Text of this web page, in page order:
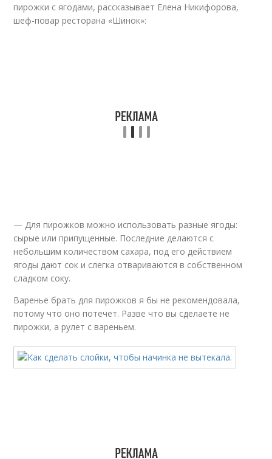
пирожки с ягодами, рассказывает Елена Никифорова,
шеф-повар ресторана «Шинок»:
— Для пирожков можно использовать разные ягоды:
сырые или припущенные. Последние делаются с
небольшим количеством сахара, под его действием
ягоды дают сок и слегка отвариваются в собственном
сладком соку.
Варенье брать для пирожков я бы не рекомендовала,
потому что оно потечет. Разве что вы сделаете не
пирожки, а рулет с вареньем.